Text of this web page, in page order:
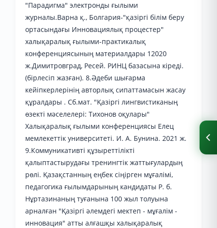
"Парадигма" электронды ғылыми
журналы.Варна қ., Болгария-"қазіргі білім беру
ортасындағы Инновациялық процестер"
халықаралық ғылыми-практикалық
конференциясының материалдары 12020
ж.Димитровград, Ресей. РИНЦ базасына кіреді.
(бірлесіп жазған). 8.Әдеби шығарма
кейіпкерлерінің авторлық сипаттамасын жасау
құралдары . Сб.мат. "Қазіргі лингвистиканың
өзекті мәселелері: Тихонов оқулары"
Халықаралық ғылыми конференциясы Елец
мемлекеттік университеті. И. А. Бунина. 2021 ж.
9.Коммуникативті құзыреттілікті
қалыптастырудағы тренингтік жаттығулардың
рөлі. Қазақстанның еңбек сіңірген мұғалімі,
педагогика ғылымдарының кандидаты Р. б.
Нұртазинаның туғанына 100 жыл толуына
арналған "Қазіргі әлемдегі мектеп - мұғалім -
инновация" атты алғашқы халықаралық